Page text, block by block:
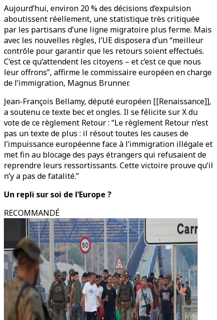
Aujourd’hui, environ 20 % des décisions d’expulsion
aboutissent réellement, une statistique très critiquée
par les partisans d’une ligne migratoire plus ferme. Mais
avec les nouvelles règles, l’UE disposera d’un “meilleur
contrôle pour garantir que les retours soient effectués.
C’est ce qu’attendent les citoyens – et c’est ce que nous
leur offrons”, affirme le commissaire européen en charge
de l’immigration, Magnus Brunner.
Jean-François Bellamy, député européen [[Renaissance]],
a soutenu ce texte bec et ongles. Il se félicite sur X du
vote de ce règlement Retour : “Le règlement Retour n’est
pas un texte de plus : il résout toutes les causes de
l’impuissance européenne face à l’immigration illégale et
met fin au blocage des pays étrangers qui refusaient de
reprendre leurs ressortissants. Cette victoire prouve qu’il
n’y a pas de fatalité.”
Un repli sur soi de l’Europe ?
RECOMMANDÉ